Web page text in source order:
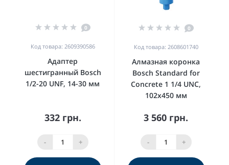
0
Код товара: 2609390586
Адаптер
шестигранный Bosch
1/2-20 UNF, 14-30 мм
332 грн.
- +
0
Код товара: 2608601740
Алмазная коронка
Bosch Standard for
Concrete 1 1/4 UNC,
102x450 мм
3 560 грн.
- +